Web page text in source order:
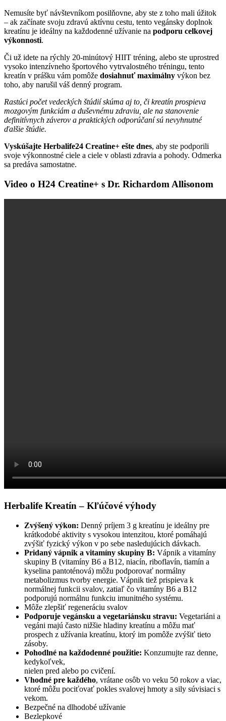
Nemusíte byť návštevníkom posilňovne, aby ste z toho mali úžitok
– ak začínate svoju zdravú aktívnu cestu, tento vegánsky doplnok
kreatínu je ideálny na každodenné užívanie na podporu celkovej
výkonnosti.
Či už idete na rýchly 20-minútový HIIT tréning, alebo ste uprostred
vysoko intenzívneho športového vytrvalostného tréningu, tento
kreatín v prášku vám pomôže dosiahnuť maximálny výkon bez
toho, aby narušil váš denný program.
Rastúci počet vedeckých štúdií skúma aj to, či kreatín prospieva
mozgovým funkciám a duševnému zdraviu, ale na stanovenie
definitívnych záverov a praktických odporúčaní sú nevyhnutné
ďalšie štúdie.
Vyskúšajte Herbalife24 Creatine+ ešte dnes, aby ste podporili
svoje výkonnostné ciele a ciele v oblasti zdravia a pohody. Odmerka
sa predáva samostatne.
Video o H24 Creatine+ s Dr. Richardom Allisonom
Herbalife Kreatín – Kľúčové výhody
Zvýšený výkon: Denný príjem 3 g kreatínu je ideálny pre
krátkodobé aktivity s vysokou intenzitou, ktoré pomáhajú
zvýšiť fyzický výkon v po sebe nasledujúcich dávkach.
Pridaný vápnik a vitamíny skupiny B: Vápnik a vitamíny
skupiny B (vitamíny B6 a B12, niacín, riboflavín, tiamín a
kyselina pantoténová) môžu podporovať normálny
metabolizmus tvorby energie. Vápnik tiež prispieva k
normálnej funkcii svalov, zatiaľ čo vitamíny B6 a B12
podporujú normálnu funkciu imunitného systému.
Môže zlepšiť regeneráciu svalov
Podporuje vegánsku a vegetariánsku stravu: Vegetariáni a
vegáni majú často nižšie hladiny kreatínu a môžu mať
prospech z užívania kreatínu, ktorý im pomôže zvýšiť tieto
zásoby.
Pohodlné na každodenné použitie: Konzumujte raz denne,
kedykoľvek,
nielen pred alebo po cvičení.
Vhodné pre každého, vrátane osôb vo veku 50 rokov a viac,
ktoré môžu pociťovať pokles svalovej hmoty a sily súvisiaci s
vekom.
Bezpečné na dlhodobé užívanie
Bezlepkové